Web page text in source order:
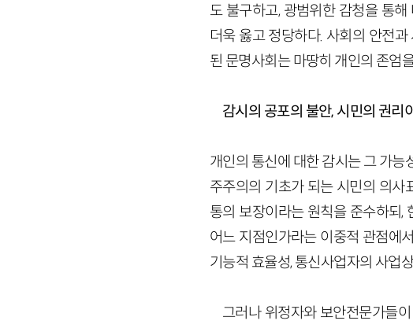
도 불구하고, 광범위한 감청을 통
더욱 옳고 정당하다. 사회의 안전
된 문명사회는 마땅히 개인의 존엄
감시의 공포의 불안, 시민의 권리
개인의 통신에 대한 감시는 그 가능
주주의의 기초가 되는 시민의 의사
통의 보장이라는 원칙을 준수하되,
어느 지점인가라는 이중적 관점에
기능적 효율성, 통신사업자의 사업
그러나 위정자와 보안전문가들